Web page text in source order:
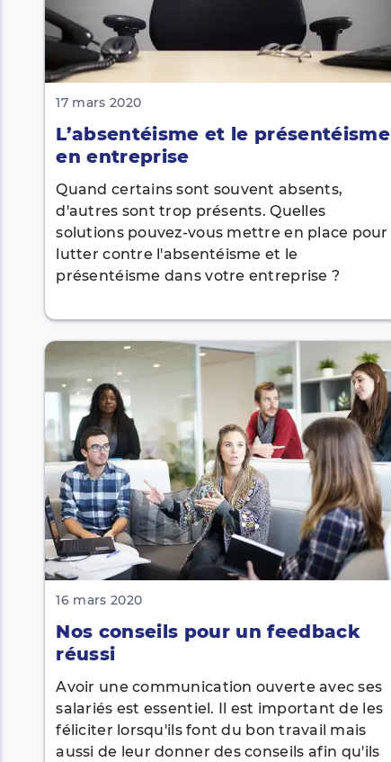
17 mars 2020
L’absentéisme et le présentéisme
en entreprise
Quand certains sont souvent absents,
d'autres sont trop présents. Quelles
solutions pouvez-vous mettre en place pour
lutter contre l'absentéisme et le
présentéisme dans votre entreprise ?
16 mars 2020
Nos conseils pour un feedback
réussi
Avoir une communication ouverte avec ses
salariés est essentiel. Il est important de les
féliciter lorsqu'ils font du bon travail mais
aussi de leur donner des conseils afin qu'ils